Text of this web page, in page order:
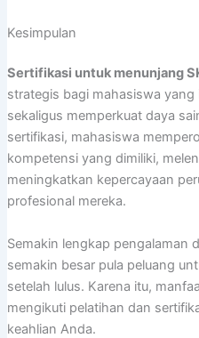
Kesimpulan
Sertifikasi untuk menunjang
strategis bagi mahasiswa
sekaligus memperkuat daya
sertifikasi, mahasiswa
kompetensi yang dimiliki,
meningkatkan kepercayaan
profesional mereka.
Semakin lengkap pengalaman
semakin besar pula peluang
setelah lulus. Karena itu,
mengikuti pelatihan dan
keahlian Anda.